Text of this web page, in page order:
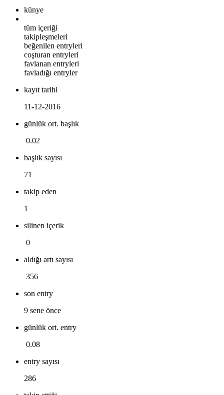
künye
tüm içeriği
takipleşmeleri
beğenilen entryleri
coşturan entryleri
favlanan entryleri
favladığı entryler
kayıt tarihi
11-12-2016
günlük ort. başlık
0.02
başlık sayısı
71
takip eden
1
silinen içerik
0
aldığı artı sayısı
356
son entry
9 sene önce
günlük ort. entry
0.08
entry sayısı
286